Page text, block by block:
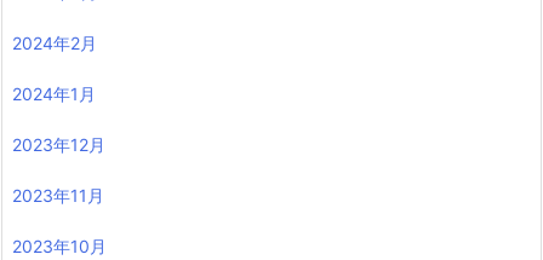
2024年2月
2024年1月
2023年12月
2023年11月
2023年10月